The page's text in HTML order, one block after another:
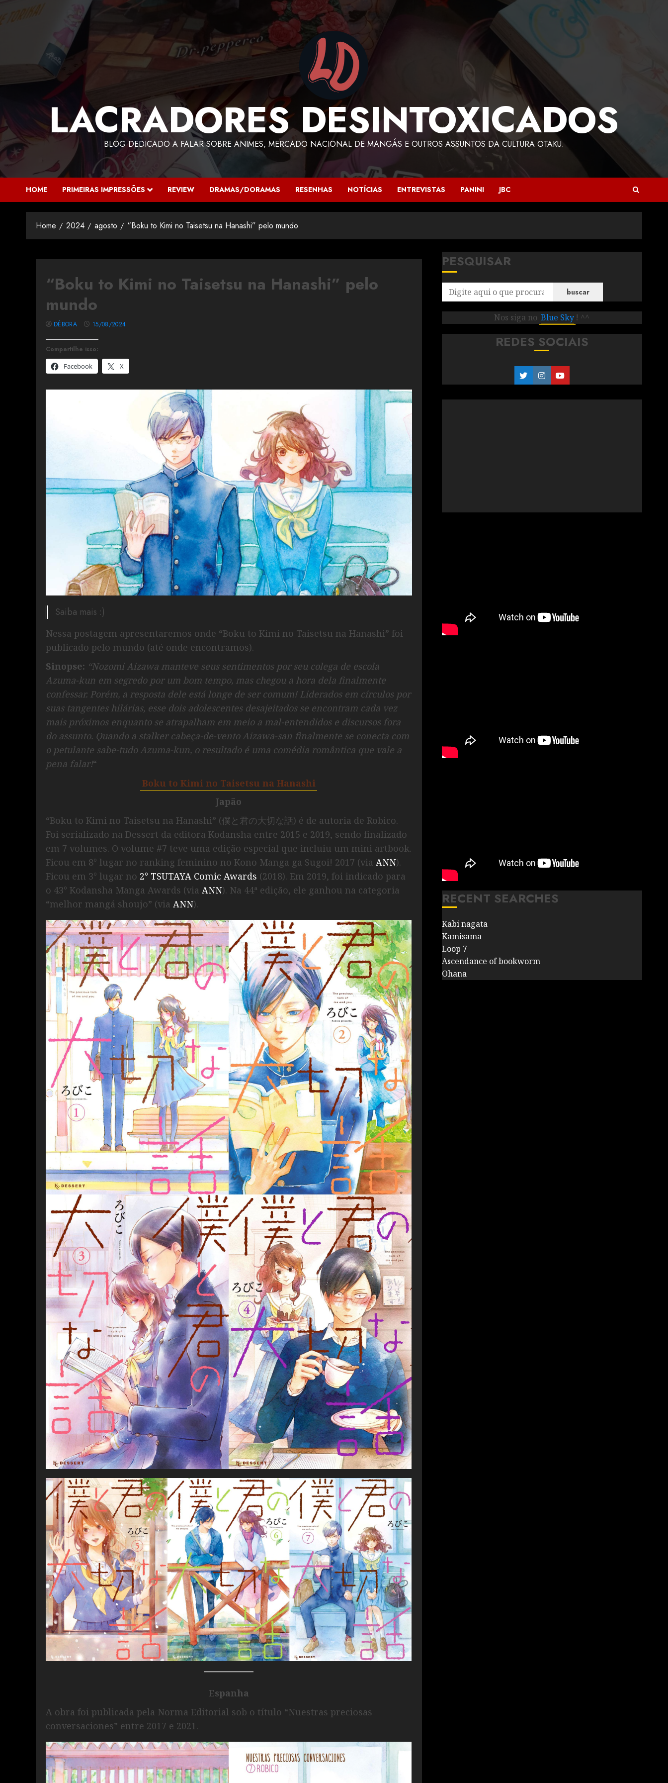
LACRADORES DESINTOXICADOS
BLOG DEDICADO A FALAR SOBRE ANIMES, MERCADO NACIONAL DE MANGÁS E OUTROS ASSUNTOS DA CULTURA OTAKU.
HOME PRIMEIRAS IMPRESSÕES REVIEW DRAMAS/DORAMAS RESENHAS NOTÍCIAS ENTREVISTAS PANINI JBC
Home 2024 agosto “Boku to Kimi no Taisetsu na Hanashi” pelo mundo
“Boku to Kimi no Taisetsu na Hanashi” pelo
mundo
Compartilhe isso:
Facebook
X
DÉBORA 15/08/2024
Saiba mais :)
Nessa postagem apresentaremos onde “Boku to Kimi no Taisetsu na Hanashi” foi
publicado pelo mundo (até onde encontramos).
Sinopse: “Nozomi Aizawa manteve seus sentimentos por seu colega de escola
Azuma-kun em segredo por um bom tempo, mas chegou a hora dela finalmente
confessar. Porém, a resposta dele está longe de ser comum! Liderados em círculos por
suas tangentes hilárias, esse dois adolescentes desajeitados se encontram cada vez
mais próximos enquanto se atrapalham em meio a mal-entendidos e discursos fora
do assunto. Quando a stalker cabeça-de-vento Aizawa-san finalmente se conecta com
o petulante sabe-tudo Azuma-kun, o resultado é uma comédia romântica que vale a
pena falar!“
Boku to Kimi no Taisetsu na Hanashi
Japão
“Boku to Kimi no Taisetsu na Hanashi” (僕と君の大切な話) é de autoria de Robico.
Foi serializado na Dessert da editora Kodansha entre 2015 e 2019, sendo finalizado
em 7 volumes. O volume #7 teve uma edição especial que incluiu um mini artbook.
Ficou em 8° lugar no ranking feminino no Kono Manga ga Sugoi! 2017 (via ANN).
Ficou em 3° lugar no 2° TSUTAYA Comic Awards (2018). Em 2019, foi indicado para
o 43° Kodansha Manga Awards (via ANN). Na 44ª edição, ele ganhou na categoria
“melhor mangá shoujo” (via ANN).
Espanha
A obra foi publicada pela Norma Editorial sob o título “Nuestras preciosas
conversaciones” entre 2017 e 2021.
PESQUISAR
buscar
Nos siga no Blue Sky ! ^^
REDES SOCIAIS
RECENT SEARCHES
Kabi nagata
Kamisama
Loop 7
Ascendance of bookworm
Ohana